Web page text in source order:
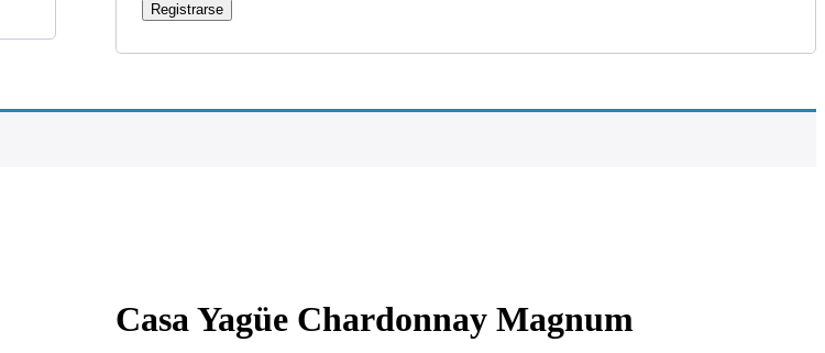
Registrarse
Casa Yagüe Chardonnay Magnum